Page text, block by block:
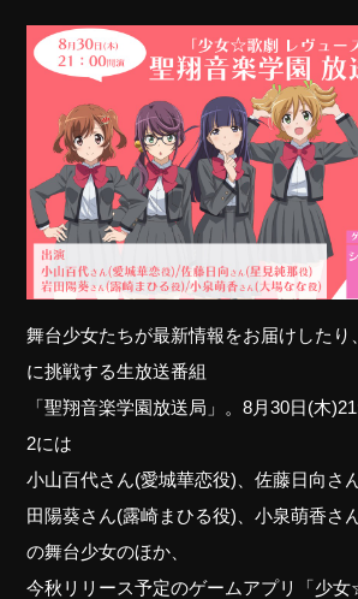
舞台少女たちが最新情報をお届けしたり
に挑戦する生放送番組
「聖翔音楽学園放送局」。8月30日(木
2には
小山百代さん(愛城華恋役)、佐藤日向さ
田陽葵さん(露崎まひる役)、小泉萌香さ
の舞台少女のほか、
今秋リリース予定のゲームアプリ「少